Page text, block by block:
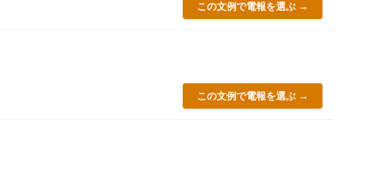
この文例で電報を選ぶ →
この文例で電報を選ぶ →